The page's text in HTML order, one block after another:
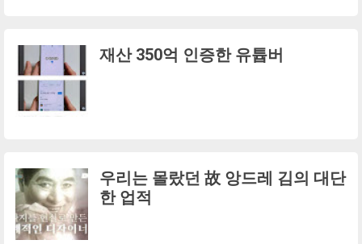
재산 350억 인증한 유튭버
우리는 몰랐던 故 앙드레 김의 대단
한 업적